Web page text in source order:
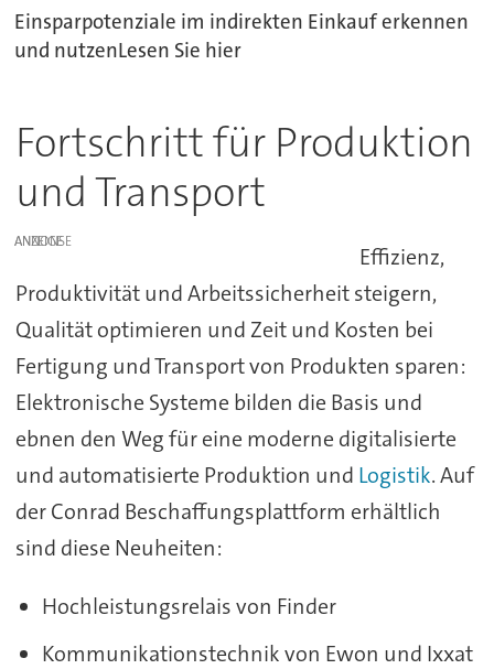
Einsparpotenziale im indirekten Einkauf erkennen
und nutzenLesen Sie hier
Fortschritt für Produktion
und Transport
ANZEIGE
Effizienz,
Produktivität und Arbeitssicherheit steigern,
Qualität optimieren und Zeit und Kosten bei
Fertigung und Transport von Produkten sparen:
Elektronische Systeme bilden die Basis und
ebnen den Weg für eine moderne digitalisierte
und automatisierte Produktion und Logistik. Auf
der Conrad Beschaffungsplattform erhältlich
sind diese Neuheiten:
Hochleistungsrelais von Finder
Kommunikationstechnik von Ewon und Ixxat